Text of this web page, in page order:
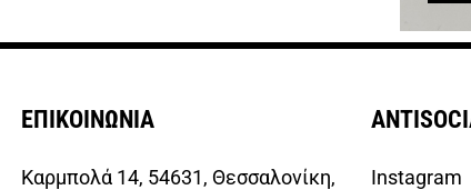
ΕΠΙΚΟΙΝΩΝΙΑ
Καρμπολά 14, 54631, Θεσσαλονίκη,
Instagram